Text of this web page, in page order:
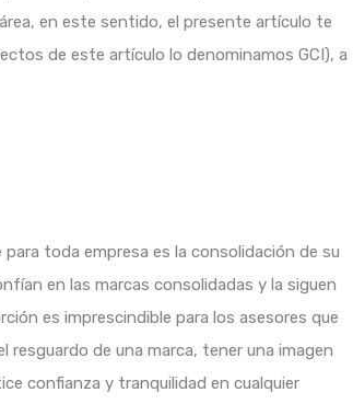
en este sentido, el presente artículo te
de este artículo lo denominamos GCI), a
toda empresa es la consolidación de su
en las marcas consolidadas y la siguen
es imprescindible para los asesores que
resguardo de una marca, tener una imagen
confianza y tranquilidad en cualquier